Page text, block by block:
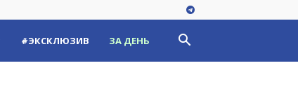
#ЭКСКЛЮЗИВ ЗА ДЕНЬ